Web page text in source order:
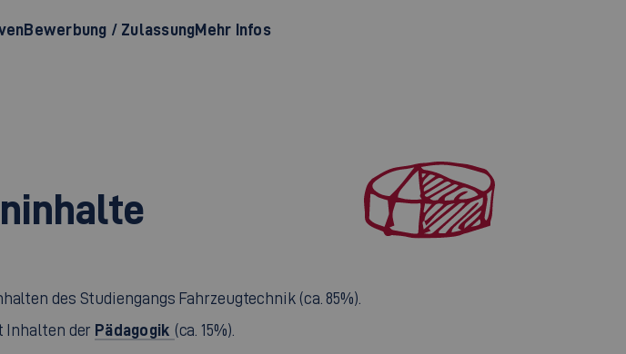
Bewerbung / ZulassungMehr Infos
des Studiengangs Fahrzeugtechnik (ca. 85%).
Inhalten der Pädagogik (ca. 15%).